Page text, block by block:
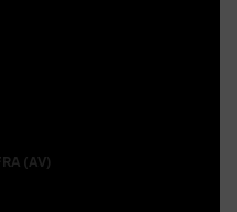
(AV)